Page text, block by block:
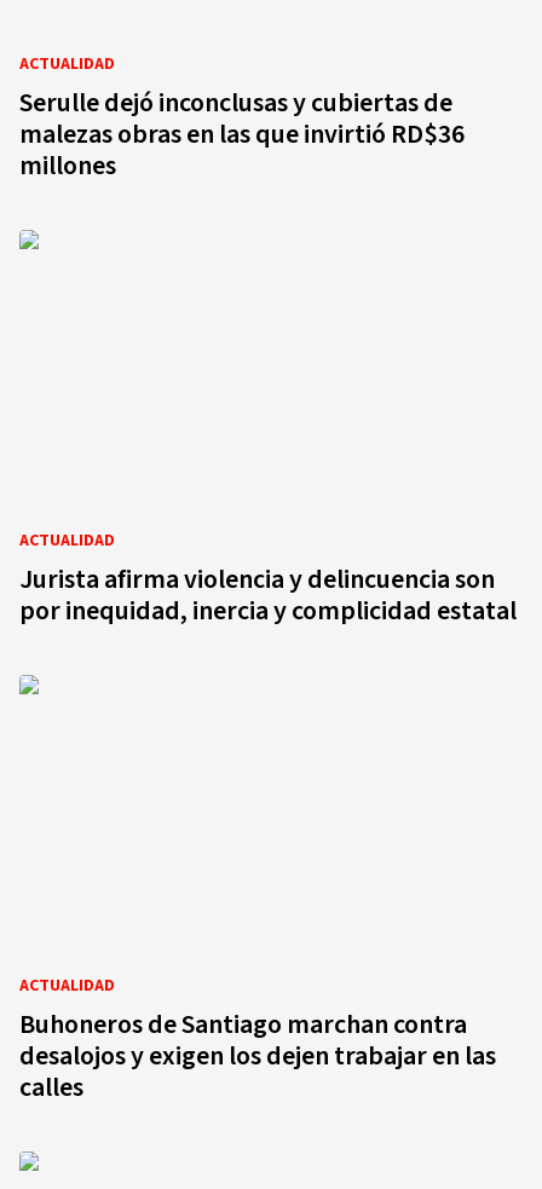
ACTUALIDAD
Serulle dejó inconclusas y cubiertas de
malezas obras en las que invirtió RD$36
millones
ACTUALIDAD
Jurista afirma violencia y delincuencia son
por inequidad, inercia y complicidad estatal
ACTUALIDAD
Buhoneros de Santiago marchan contra
desalojos y exigen los dejen trabajar en las
calles